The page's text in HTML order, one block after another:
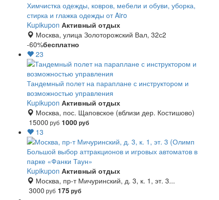
Химчистка одежды, ковров, мебели и обуви, уборка,
стирка и глажка одежды от Airo
Kupikupon Активный отдых
Москва, улица Золоторожский Вал, 32с2
-60%бесплатно
23
Тандемный полет на параплане с инструктором и
возможностью управления
Kupikupon Активный отдых
Москва, пос. Щаповское (вблизи дер. Костишово)
15000 руб 1000руб
13
Большой выбор аттракционов и игровых автоматов в
парке «Фанки Таун»
Kupikupon Активный отдых
Москва, пр-т Мичуринский, д. 3, к. 1, эт. 3...
3000 руб 175руб